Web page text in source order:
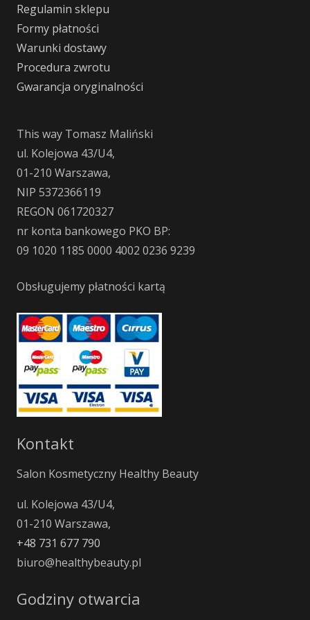
Regulamin sklepu
Formy płatności
Warunki dostawy
Procedura zwrotu
Gwarancja oryginalności
This way Tomasz Maliński
ul. Kolejowa 43/U4,
01-210 Warszawa,
NIP 5372366119
REGON 061720327
nr konta bankowego PKO BP:
09 1020 1185 0000 4002 0236 9239
Obsługujemy płatności kartą
Kontakt
Salon Kosmetyczny Healthy Beauty
ul. Kolejowa 43/U4,
01-210 Warszawa,
+48 731 677 790
biuro@healthybeauty.pl
Godziny otwarcia